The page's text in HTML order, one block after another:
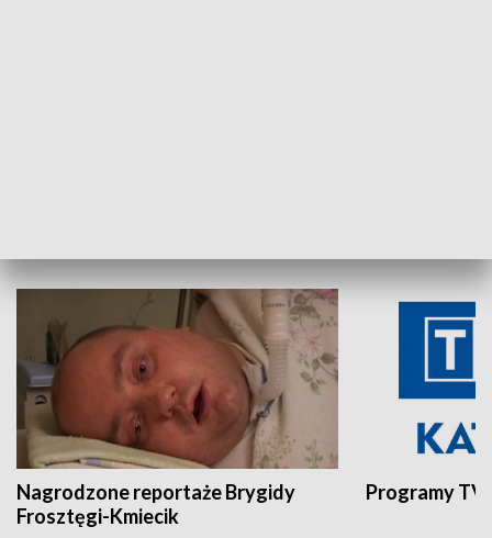
Nagrodzone reportaże Brygidy
Frosztęgi-Kmiecik
Programy